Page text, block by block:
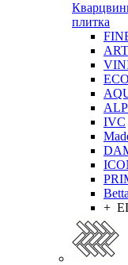
плитка
IVC
Betta
+